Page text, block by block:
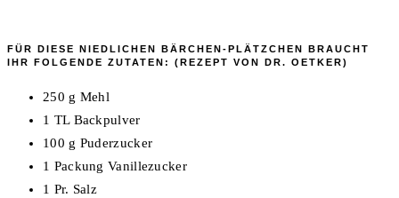
FÜR DIESE NIEDLICHEN BÄRCHEN-PLÄTZCHEN BRAUCHT
IHR FOLGENDE ZUTATEN: (REZEPT VON DR. OETKER)
250 g Mehl
1 TL Backpulver
100 g Puderzucker
1 Packung Vanillezucker
1 Pr. Salz